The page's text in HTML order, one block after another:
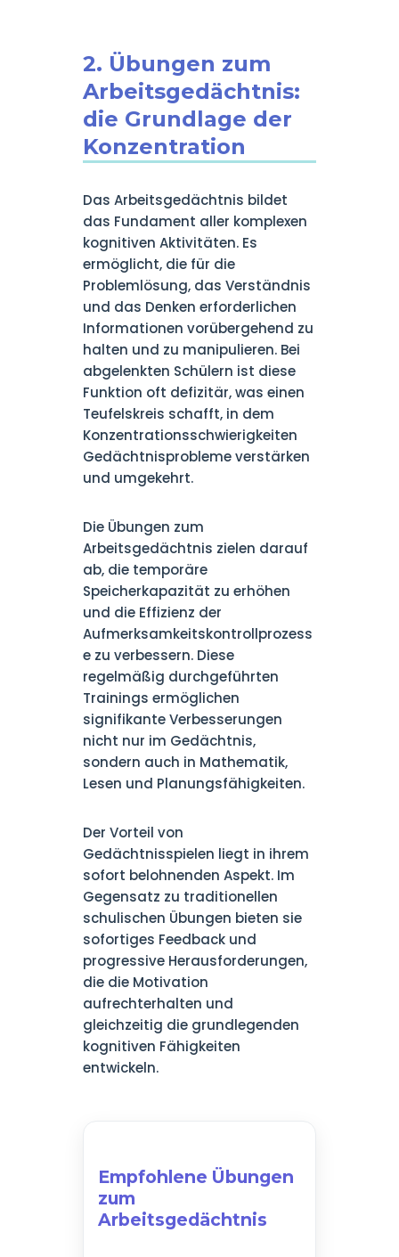
2. Übungen zum
Arbeitsgedächtnis:
die Grundlage der
Konzentration
Das Arbeitsgedächtnis bildet
das Fundament aller komplexen
kognitiven Aktivitäten. Es
ermöglicht, die für die
Problemlösung, das Verständnis
und das Denken erforderlichen
Informationen vorübergehend zu
halten und zu manipulieren. Bei
abgelenkten Schülern ist diese
Funktion oft defizitär, was einen
Teufelskreis schafft, in dem
Konzentrationsschwierigkeiten
Gedächtnisprobleme verstärken
und umgekehrt.
Die Übungen zum
Arbeitsgedächtnis zielen darauf
ab, die temporäre
Speicherkapazität zu erhöhen
und die Effizienz der
Aufmerksamkeitskontrollprozess
e zu verbessern. Diese
regelmäßig durchgeführten
Trainings ermöglichen
signifikante Verbesserungen
nicht nur im Gedächtnis,
sondern auch in Mathematik,
Lesen und Planungsfähigkeiten.
Der Vorteil von
Gedächtnisspielen liegt in ihrem
sofort belohnenden Aspekt. Im
Gegensatz zu traditionellen
schulischen Übungen bieten sie
sofortiges Feedback und
progressive Herausforderungen,
die die Motivation
aufrechterhalten und
gleichzeitig die grundlegenden
kognitiven Fähigkeiten
entwickeln.
Empfohlene Übungen
zum
Arbeitsgedächtnis